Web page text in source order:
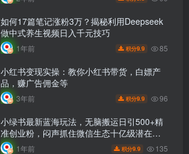
如何17篇笔记涨粉3万？揭秘利用Deepseek
做中式养生视频日入千元技巧
1年前 积分9.9 85
小红书变现实操：教你小红书带货，白嫖产
品，赚广告佣金等
3年前 积分9.9 96
小绿书最新蓝海玩法，无脑搬运日引500+精
准创业粉，闷声抓住微信生态十亿级潜在用
户
1年前 积分9.9 135